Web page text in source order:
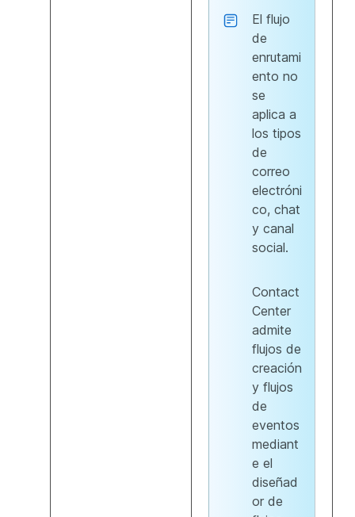
El flujo
de
enrutami
ento no
se
aplica a
los tipos
de
correo
electróni
co, chat
y canal
social.
Contact
Center
admite
flujos de
creación
y flujos
de
eventos
mediant
e el
diseñad
or de